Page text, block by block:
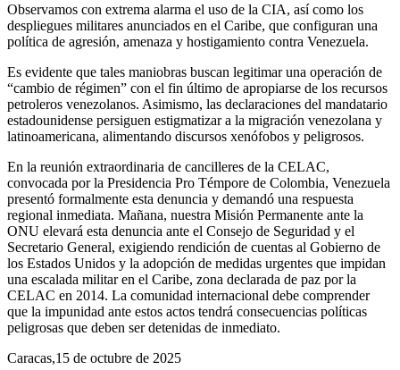
Observamos con extrema alarma el uso de la CIA, así como los
despliegues militares anunciados en el Caribe, que configuran una
política de agresión, amenaza y hostigamiento contra Venezuela.
Es evidente que tales maniobras buscan legitimar una operación de
“cambio de régimen” con el fin último de apropiarse de los recursos
petroleros venezolanos. Asimismo, las declaraciones del mandatario
estadounidense persiguen estigmatizar a la migración venezolana y
latinoamericana, alimentando discursos xenófobos y peligrosos.
En la reunión extraordinaria de cancilleres de la CELAC,
convocada por la Presidencia Pro Témpore de Colombia, Venezuela
presentó formalmente esta denuncia y demandó una respuesta
regional inmediata. Mañana, nuestra Misión Permanente ante la
ONU elevará esta denuncia ante el Consejo de Seguridad y el
Secretario General, exigiendo rendición de cuentas al Gobierno de
los Estados Unidos y la adopción de medidas urgentes que impidan
una escalada militar en el Caribe, zona declarada de paz por la
CELAC en 2014. La comunidad internacional debe comprender
que la impunidad ante estos actos tendrá consecuencias políticas
peligrosas que deben ser detenidas de inmediato.
Caracas,15 de octubre de 2025